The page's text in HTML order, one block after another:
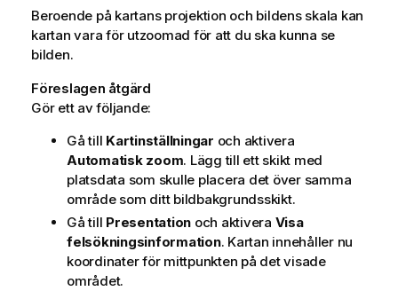
Beroende på kartans projektion och bildens skala kan
kartan vara för utzoomad för att du ska kunna se
bilden.
Föreslagen åtgärd
Gör ett av följande:
Gå till Kartinställningar och aktivera
Automatisk zoom. Lägg till ett skikt med
platsdata som skulle placera det över samma
område som ditt bildbakgrundsskikt.
Gå till Presentation och aktivera Visa
felsökningsinformation. Kartan innehåller nu
koordinater för mittpunkten på det visade
området.